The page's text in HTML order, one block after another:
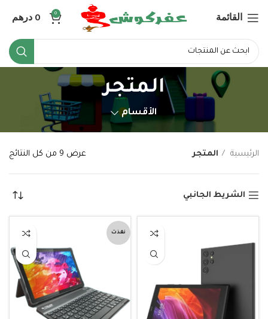
القائمة 0
0درهم
المتجر
الأقسام
الرئيسية المتجر عرض ⁦9⁩ من كل النتائج
الشريط الجانبي
نفذت